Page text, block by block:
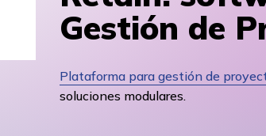
Gestión de
Plataforma para gestión de
soluciones modulares.